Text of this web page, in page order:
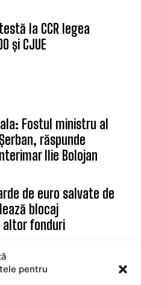
pentru
la CCR legea
și CJUE
Fostul ministru al
răspunde
Ilie Bolojan
de euro salvate de
blocaj
altor fonduri
la CCR legea
și CJUE